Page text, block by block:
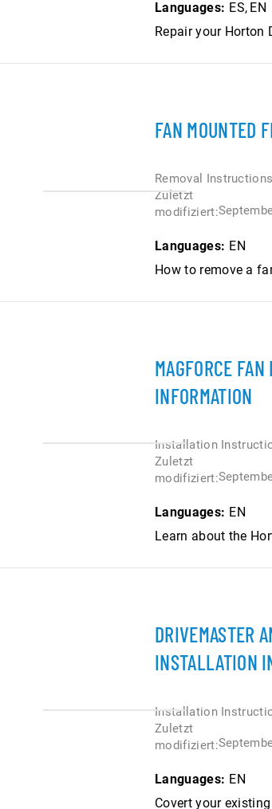
Languages: ES EN
Repair your Horton
FAN MOUNTED
Removal Instructions
Zuletzt
modifiziert:
Languages: EN
How to remove a
MAGFORCE
INFORMATION
Installation
Zuletzt
modifiziert:
Languages: EN
Learn about the
DRIVEMASTER
INSTALLATION
Installation
Zuletzt
modifiziert:
Languages: EN
Covert your